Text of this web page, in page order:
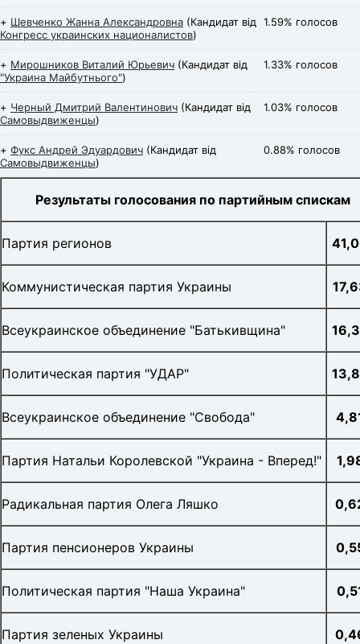
+ 1.59% голосов
Шевченко Жанна Александровна (Кандидат від
Конгресс украинских националистов)
+ 1.33% голосов
Мирошников Виталий Юрьевич (Кандидат від
"Украина Майбутнього")
+ 1.03% голосов
Черный Дмитрий Валентинович (Кандидат від
Самовыдвиженцы)
+ 0.88% голосов
Фукс Андрей Эдуардович (Кандидат від
Самовыдвиженцы)
Результаты голосования по партийным спискам
Партия регионов
Коммунистическая партия Украины
Всеукраинское объединение "Батькивщина"
Политическая партия "УДАР"
Всеукраинское объединение "Свобода"
Партия Натальи Королевской "Украина - Вперед!"
Радикальная партия Олега Ляшко
Партия пенсионеров Украины 0,
Политическая партия "Наша Украина"
Партия зеленых Украины